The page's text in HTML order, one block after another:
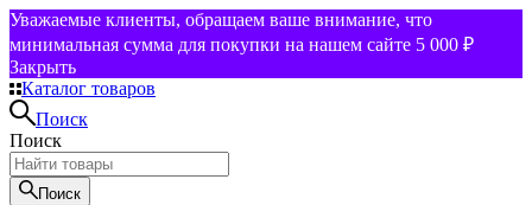
Уважаемые клиенты, обращаем ваше внимание, что
минимальная сумма для покупки на нашем сайте 5 000 ₽
Закрыть
Каталог товаров
Поиск
Поиск
Поиск